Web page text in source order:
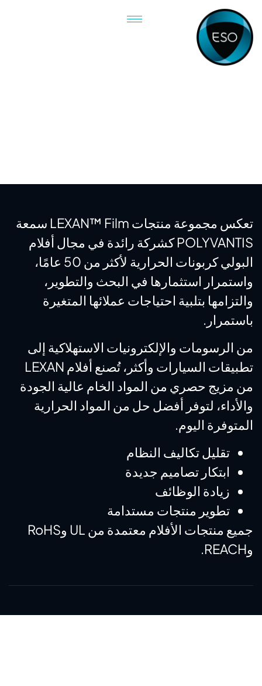
تعكس مجموعة منتجات LEXAN™ Film سمعة
POLYVANTIS كشركة رائدة في مجال أفلام
البولي كربونات الحرارية لأكثر من 50 عامًا،
واستمرار استثمارها في البحث والتطوير،
والتزامها بتلبية احتياجات عملائها المتغيرة
باستمرار.
من الرسومات والإلكترونيات الاستهلاكية إلى
تطبيقات السيارات وأكثر، تُصنع أفلام LEXAN
من مزيج حصري من المواد الخام عالية الجودة
والأداء، لتوفر أفضل حل من المواد الحرارية
المتوفرة اليوم.
تقليل تكاليف النظام
ابتكار تصاميم جديدة
زيادة الوظائف
تطوير منتجات مستدامة
جميع منتجات الأفلام معتمدة من UL وRoHS
وREACH.